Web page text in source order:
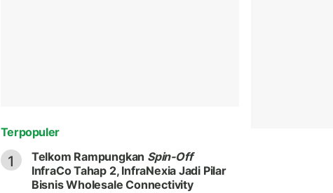
Terpopuler
1 Telkom Rampungkan Spin-Off
InfraCo Tahap 2, InfraNexia Jadi Pilar
Bisnis Wholesale Connectivity